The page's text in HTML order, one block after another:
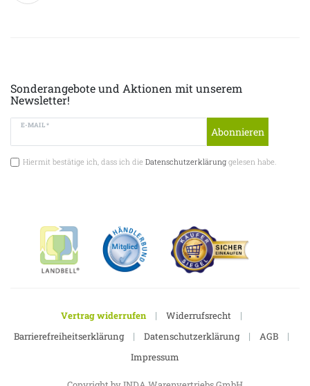
Sonderangebote und Aktionen mit unserem
Newsletter!
E-MAIL *
Abonnieren
Hiermit bestätige ich, dass ich die Datenschutzerklärunggelesen habe.
Vertrag widerrufen | Widerrufsrecht |
Barrierefreiheitserklärung | Datenschutzerklärung | AGB |
Impressum